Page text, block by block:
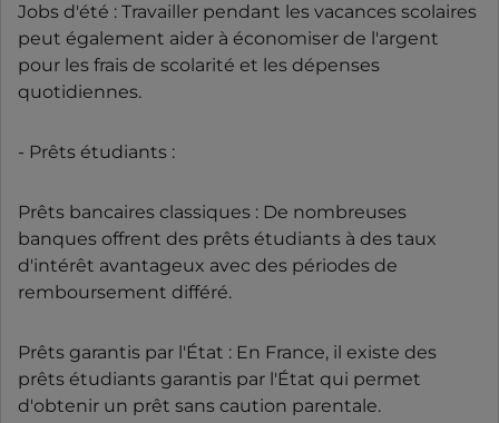
Jobs d'été : Travailler pendant les vacances scolaires
peut également aider à économiser de l'argent
pour les frais de scolarité et les dépenses
quotidiennes.
- Prêts étudiants :
Prêts bancaires classiques : De nombreuses
banques offrent des prêts étudiants à des taux
d'intérêt avantageux avec des périodes de
remboursement différé.
Prêts garantis par l'État : En France, il existe des
prêts étudiants garantis par l'État qui permet
d'obtenir un prêt sans caution parentale.